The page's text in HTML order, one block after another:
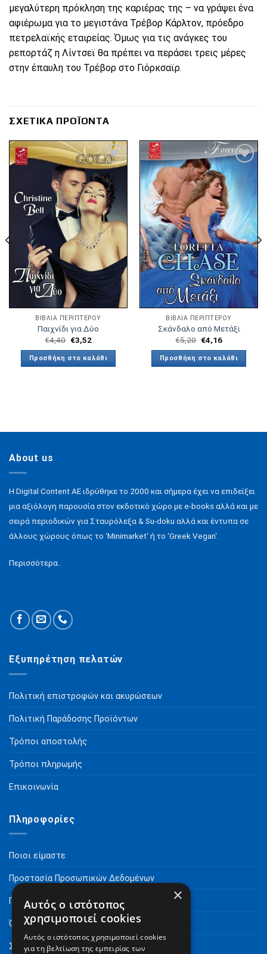
μεγαλύτερη πρόκληση της καριέρας της – να γράψει ένα
αφιέρωμα για το μεγιστάνα Τρέβορ Κάρλτον, πρόεδρο
πετρελαϊκής εταιρείας. Όμως για τις ανάγκες του
ρεπορτάζ η Λίντσεϊ θα πρέπει να περάσει τρεις μέρες
στην έπαυλη του Τρέβορ στο Γιόρκσαϊρ.
ΣΧΕΤΙΚΆ ΠΡΟΪΌΝΤΑ
Πρόσθήκη
στην λίστα
επιθυμιών
ΒΙΒΛΙΑ ΠΕΡΙΠΤΕΡΟΥ
Παιχνίδι για Δύο
€4,40 €3,52
Προσθήκη στο καλάθι
Πρόσθήκη
στην λίστα
επιθυμιών
ΒΙΒΛΙΑ ΠΕΡΙΠΤΕΡΟΥ
Σκάνδαλο από Μετάξι
€5,20 €4,16
Προσθήκη στο καλάθι
About us
H Digital Content ΑΕ ιδρύθηκε το 2000 και σήμερα έχει να επιδείξει
μια αξιόλογη παρουσία στον εκδοτικό χώρο με e-books αλλά και με
σειρά περιοδικών για Σταυρόλεξα & Su-doku αλλά και έντυπα σε
άλλους χώρους όπως το ‘Minimarket‘ ή το ‘Greek Vegan‘.
Περισσότερα..
Εξυπηρέτηση πελατών
Πολιτική επιστροφών και ακυρώσεων
Πολιτική Παράδοσης Προϊόντων
Τρόποι αποστολής
Τρόποι πληρωμής
Επικοινωνία
Πληροφορίες
Ποιοι είμαστε
Προστασία Προσωπικών Δεδομένων
Πνευματικά Δικαιώματα
Όροι Χρήσης
Συχνές Ερωτήσεις
×
Αυτός ο ιστότοπος
χρησιμοποιεί cookies
Αυτός ο ιστότοπος χρησιμοποιεί cookies
για τη βελτίωση της εμπειρίας των